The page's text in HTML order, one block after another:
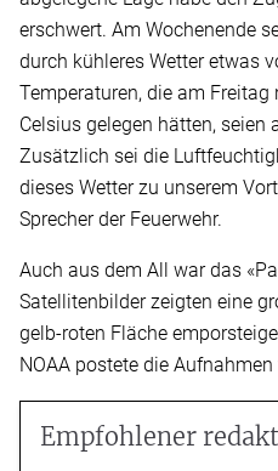
erschwert. Am Wochenende
durch kühleres Wetter etwas
Temperaturen, die am Freitag
Celsius gelegen hätten, seien
Zusätzlich sei die
dieses Wetter zu unserem
Sprecher der Feuerwehr.
Auch aus dem All war das
Satellitenbilder zeigten eine
gelb-roten Fläche
NOAA postete die
Empfohlener